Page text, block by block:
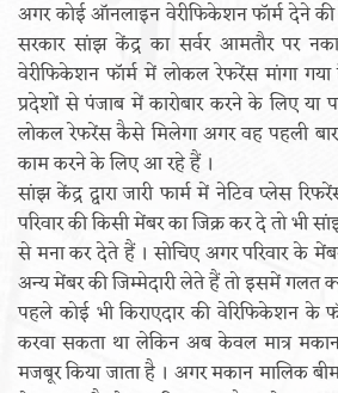
अगर कोई ऑनलाइन वेरीफिकेशन फॉर्म देने
सरकार सांझ केंद्र का सर्वर आमतौर पर
वेरीफिकेशन फॉर्म में लोकल रेफरेंस मांगा
प्रदेशों से पंजाब में कारोबार करने के लिए
लोकल रेफरेंस कैसे मिलेगा अगर वह पहली
काम करने के लिए आ रहे हैं ।
सांझ केंद्र द्वारा जारी फार्म में नेटिव प्लेस
परिवार की किसी मेंबर का जिक्र कर दे तो भी
से मना कर देते हैं । सोचिए अगर परिवार के
अन्य मेंबर की जिम्मेदारी लेते हैं तो इसमें गलत
पहले कोई भी किराएदार की वेरिफिकेशन के
करवा सकता था लेकिन अब केवल मात्र
मजबूर किया जाता है । अगर मकान मालिक